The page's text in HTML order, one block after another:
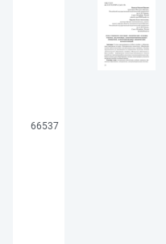
66537